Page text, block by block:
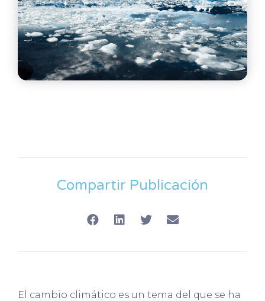
Compartir Publicación
El cambio climático es un tema del que se ha